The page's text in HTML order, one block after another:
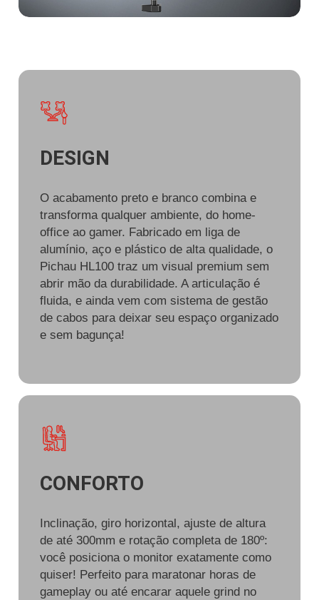
DESIGN
O acabamento preto e branco combina e
transforma qualquer ambiente, do home-
office ao gamer. Fabricado em liga de
alumínio, aço e plástico de alta qualidade, o
Pichau HL100 traz um visual premium sem
abrir mão da durabilidade. A articulação é
fluida, e ainda vem com sistema de gestão
de cabos para deixar seu espaço organizado
e sem bagunça!
CONFORTO
Inclinação, giro horizontal, ajuste de altura
de até 300mm e rotação completa de 180º:
você posiciona o monitor exatamente como
quiser! Perfeito para maratonar horas de
gameplay ou até encarar aquele grind no